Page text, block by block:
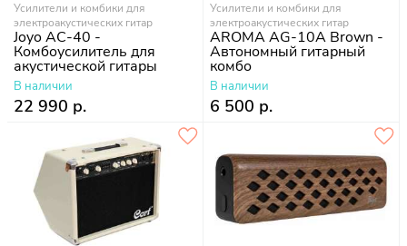
Усилители и комбики для
электроакустических гитар
Joyo AC-40 -
Комбоусилитель для
акустической гитары
В наличии
22 990 р.
Усилители и комбики для
электроакустических гитар
AROMA AG-10A Brown -
Автономный гитарный
комбо
В наличии
6 500 р.